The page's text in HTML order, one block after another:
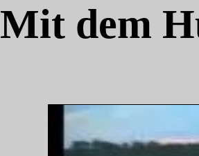
Mit dem